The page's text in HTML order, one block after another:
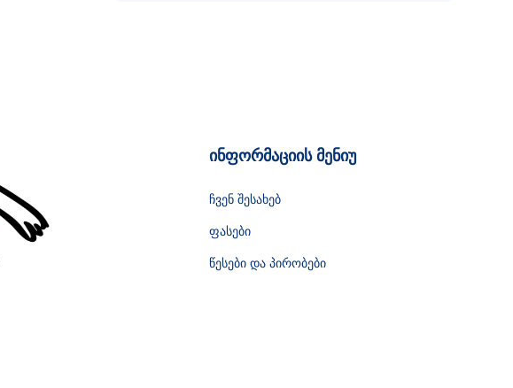
ინფორმაციის მენიუ
ჩვენ შესახებ
ფასები
წესები და პირობები